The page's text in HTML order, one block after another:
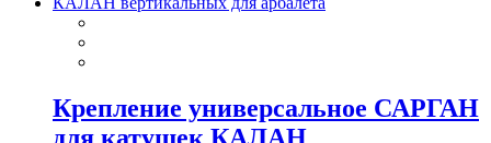
Крепление универсальное САРГАН